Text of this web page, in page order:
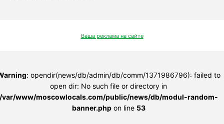
Ваша реклама на сайте
: opendir(news/db/admin/db/comm/1371986796): failed to
open dir: No such file or directory in
var/www/moscowlocals.com/public/news/db/modul-random-
banner.phpon line 53